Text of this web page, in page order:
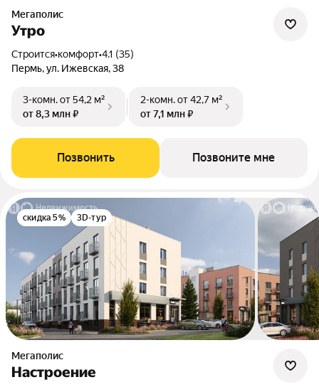
Мегаполис
Утро
Строится•комфорт•4.1 (35)
Пермь, ул. Ижевская, 38
3-комн.от 54,2 м²
от 8,3 млн ₽
2-комн.от 42,7 м²
от 7,1 млн ₽
Позвонить Позвоните мне
скидка 5% 3D-тур
Мегаполис
Настроение